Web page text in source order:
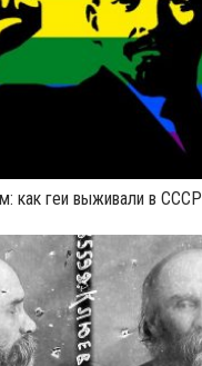
как геи выживали в СССР